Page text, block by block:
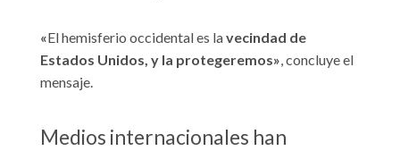
«El hemisferio occidental es lavecindad de
Estados Unidos, y la protegeremos», concluye el
mensaje.
Medios internacionales han